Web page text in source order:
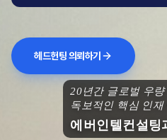
헤드헌팅 의뢰하기
20년간 글로벌 우량
독보적인 핵심 인재
에버인텔컨설팅과